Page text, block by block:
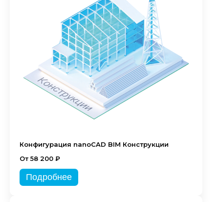
Конфигурация nanoCAD BIM Конструкции
От 58 200 ₽
Подробнее